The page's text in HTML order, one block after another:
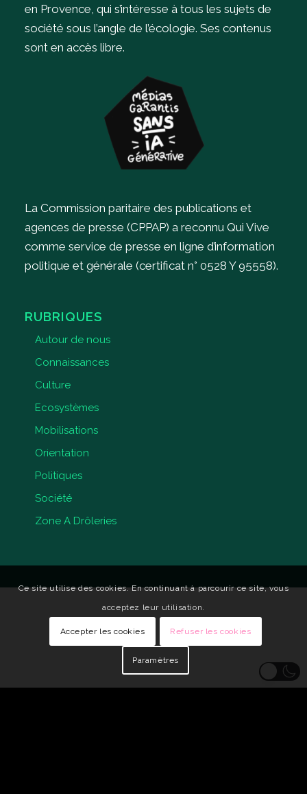
en Provence, qui s’intéresse à tous les sujets de
société sous l’angle de l’écologie. Ses contenus
sont en accès libre.
La Commission paritaire des publications et
agences de presse (CPPAP) a reconnu Qui Vive
comme service de presse en ligne d’information
politique et générale (certificat n° 0528 Y 95558).
RUBRIQUES
Autour de nous
Connaissances
Culture
Ecosystèmes
Mobilisations
Orientation
Politiques
Société
Zone A Drôleries
Ce site utilise des cookies. En continuant à parcourir ce site, vous
acceptez leur utilisation.
Accepter les cookies Refuser les cookies
Paramètres